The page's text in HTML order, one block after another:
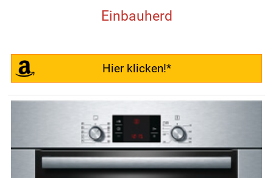
Einbauherd
Hier klicken!*